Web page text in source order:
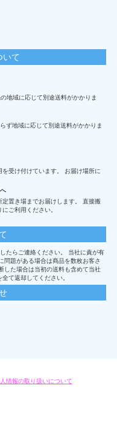
いて
地域に応じて別途送料がかかりま
ず地域に応じて別途送料がかかりま
受け付けています。 お届け場所に
置き場までお届けします。 直接搬
ご利用ください。
たらご連絡ください。 当社に責が有
問題がある場合は商品を数枚お客さ
した場合は当初の送料も含めて当社
て返却してください。
情報の取り扱いについて